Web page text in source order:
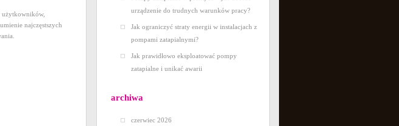
użytkowników,
najczęstszych
urządzenie do trudnych warunków pracy?
Jak ograniczyć straty energii w instalacjach z
pompami zatapialnymi?
Jak prawidłowo eksploatować pompy
zatapialne i unikać awarii
archiwa
czerwiec 2026